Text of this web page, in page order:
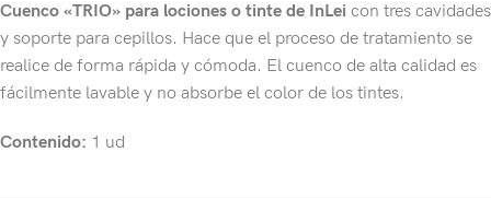
Cuenco «TRIO» para lociones o tinte de InLei con tres cavidades
y soporte para cepillos. Hace que el proceso de tratamiento se
realice de forma rápida y cómoda. El cuenco de alta calidad es
fácilmente lavable y no absorbe el color de los tintes.
Contenido: 1 ud